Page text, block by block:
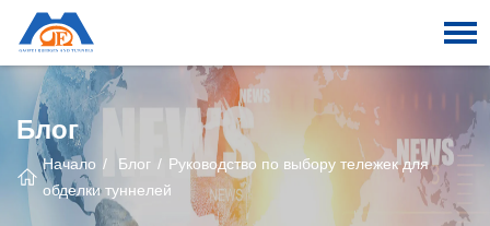
Блог
Начало Блог
Руководство по выбору тележек для
обделки туннелей